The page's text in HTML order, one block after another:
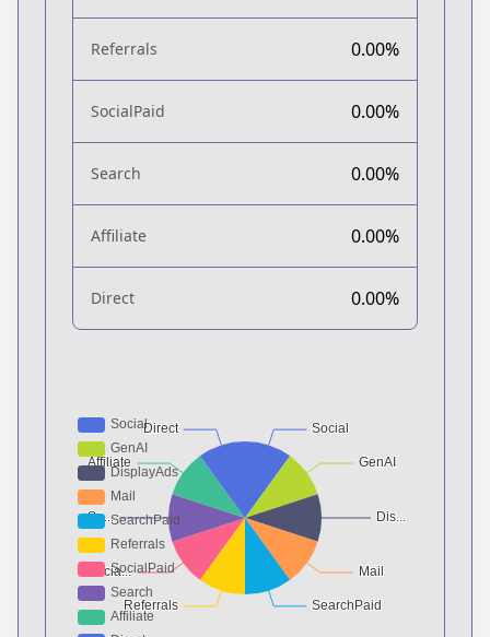
Referrals 0.00%
SocialPaid 0.00%
Search 0.00%
Affiliate 0.00%
Direct 0.00%